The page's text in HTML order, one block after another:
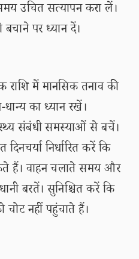
उचित सत्यापन करा लें।
पर ध्यान दें।
राशि में मानसिक तनाव की
का ध्यान रखें।
संबंधी समस्याओं से बचें।
निर्धारित करें कि
हैं। वाहन चलाते समय और
बरतें। सुनिश्चित करें कि
नहीं पहुंचाते हैं।